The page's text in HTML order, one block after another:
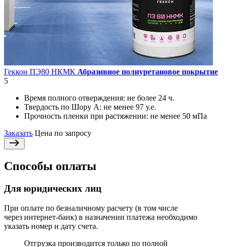
Геккон ПЭ80 НКМК Абразивное полиуретановое покрытие
5
Время полного отверждения: не более 24 ч.
Твердость по Шору А: не менее 97 у.е.
Прочность пленки при растяжении: не менее 50 мПа
Заказать Цена по запросу
Способы оплаты
Для юридических лиц
При оплате по безналичному расчету (в том числе
через интернет-банк) в назначении платежа необходимо
указать номер и дату счета.
Отгрузка производится только по полной